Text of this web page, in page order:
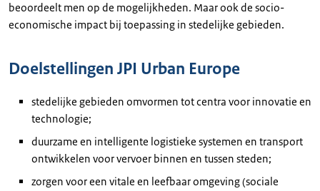
beoordeelt men op de mogelijkheden. Maar ook de socio-
economische impact bij toepassing in stedelijke gebieden.
Doelstellingen JPI Urban Europe
stedelijke gebieden omvormen tot centra voor innovatie en
technologie;
duurzame en intelligente logistieke systemen en transport
ontwikkelen voor vervoer binnen en tussen steden;
zorgen voor een vitale en leefbaar omgeving (sociale